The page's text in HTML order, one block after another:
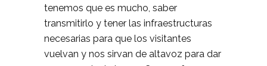
tenemos que es mucho, saber
transmitirlo y tener las infraestructuras
necesarias para que los visitantes
vuelvan y nos sirvan de altavoz para dar